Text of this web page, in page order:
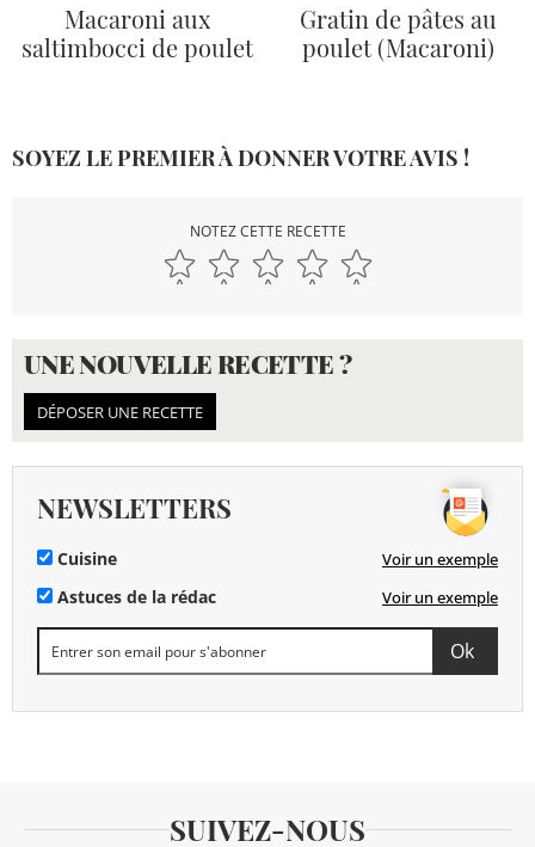
Macaroni aux
saltimbocci de poulet
Gratin de pâtes au
poulet (Macaroni)
SOYEZ LE PREMIER À DONNER VOTRE AVIS !
NOTEZ CETTE RECETTE
UNE NOUVELLE RECETTE ?
DÉPOSER UNE RECETTE
NEWSLETTERS
Cuisine Voir un exemple
Astuces de la rédac Voir un exemple
SUIVEZ-NOUS